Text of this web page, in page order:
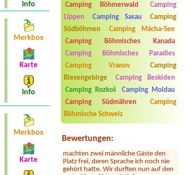
Camping Böhmerwald
Camping
Lippen
Camping Sasau
Camping
Südböhmen
Camping Mácha-See
Camping Böhmisches Kanada
Camping Böhmisches Paradies
Camping Vranov
Camping
Riesengebirge
Camping Beskiden
Camping Rozkoš
Camping Moldau
Camping Südmähren
Camping
Böhmische Schweiz
Bewertungen:
Die Bilder mit dem See täuschen. Der
See liegt ein Stück entfernt. Dafür ist
Der Hammer kommt jetzt: dort hauste
ein Clan! Der uns zugewiesene Platz
nach Bitten der Platzbetreiberin
Platz frei, deren Sprache ich noch nie
gehört hatte. Wir durften nun auf den
matschigen Platz mit tiefen
Info
Merkbox
Karte
Info
Merkbox
Karte